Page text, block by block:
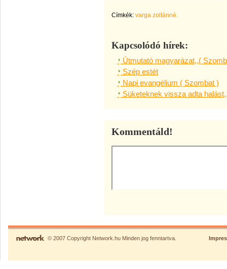
Címkék: varga zoltánné.
Kapcsolódó hírek:
Útmutató magyarázat,,(
Szép estét
Napi evangélium ( Szombat )
Süketeknek vissza adta
Kommentáld!
© 2007 Copyright Network.hu Minden jog fenntartva.